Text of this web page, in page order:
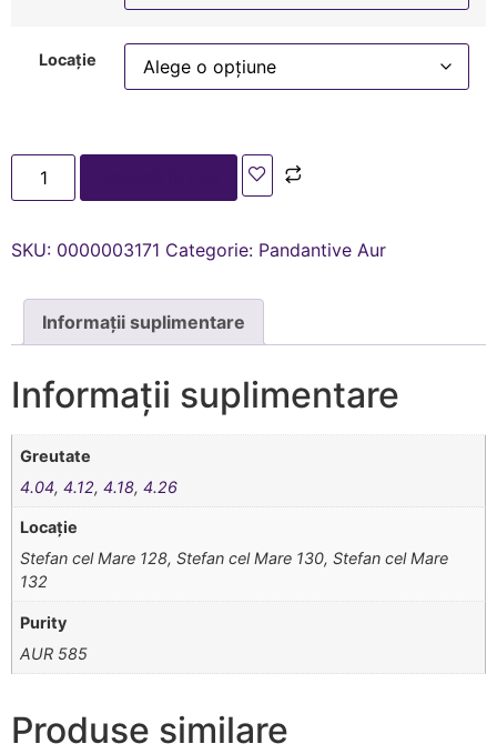
Locație
SKU: 0000003171 Categorie: Pandantive Aur
Informații suplimentare
Informații suplimentare
Greutate
4.04,4.12,4.18,4.26
Locație
Stefan cel Mare 128, Stefan cel Mare 130, Stefan cel Mare
132
Purity
AUR 585
Produse similare